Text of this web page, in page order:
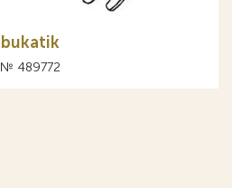
bukatik
№ 489772